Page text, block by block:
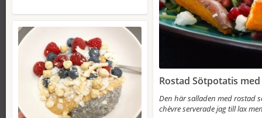
Rostad Sötpotatis
Den här salladen med rostad
chèvre serverade jag till lax